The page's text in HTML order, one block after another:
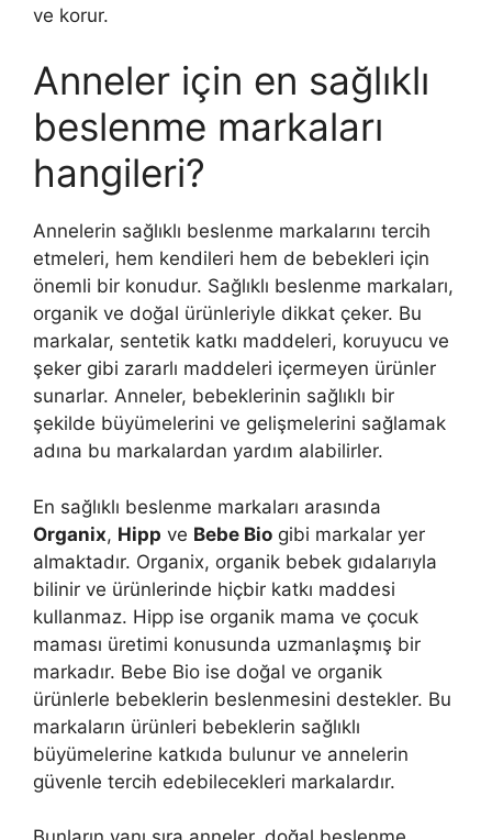
ve korur.
Anneler için en sağlıklı
beslenme markaları
hangileri?
Annelerin sağlıklı beslenme markalarını tercih
etmeleri, hem kendileri hem de bebekleri için
önemli bir konudur. Sağlıklı beslenme markaları,
organik ve doğal ürünleriyle dikkat çeker. Bu
markalar, sentetik katkı maddeleri, koruyucu ve
şeker gibi zararlı maddeleri içermeyen ürünler
sunarlar. Anneler, bebeklerinin sağlıklı bir
şekilde büyümelerini ve gelişmelerini sağlamak
adına bu markalardan yardım alabilirler.
En sağlıklı beslenme markaları arasında
Organix, Hipp ve Bebe Bio gibi markalar yer
almaktadır. Organix, organik bebek gıdalarıyla
bilinir ve ürünlerinde hiçbir katkı maddesi
kullanmaz. Hipp ise organik mama ve çocuk
maması üretimi konusunda uzmanlaşmış bir
markadır. Bebe Bio ise doğal ve organik
ürünlerle bebeklerin beslenmesini destekler. Bu
markaların ürünleri bebeklerin sağlıklı
büyümelerine katkıda bulunur ve annelerin
güvenle tercih edebilecekleri markalardır.